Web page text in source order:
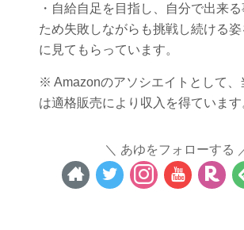
・自給自足を目指し、自分で出来
ため失敗しながらも挑戦し続ける
に見てもらっています。
※ Amazonのアソシエイトとして、
は適格販売により収入を得ています
あゆをフォローする